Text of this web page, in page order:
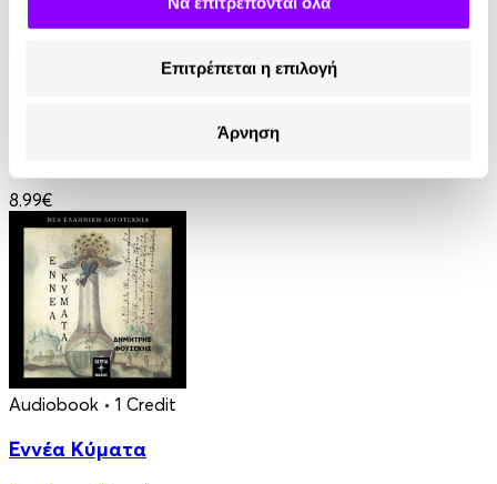
Επιτρέπεται η επιλογή
Άρνηση
8.99€
Audiobook • 1 Credit
Εννέα Κύματα